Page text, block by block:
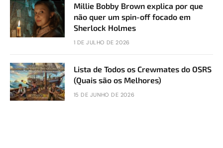
Millie Bobby Brown explica por que
não quer um spin-off focado em
Sherlock Holmes
1 DE JULHO DE 2026
Lista de Todos os Crewmates do OSRS
(Quais são os Melhores)
15 DE JUNHO DE 2026